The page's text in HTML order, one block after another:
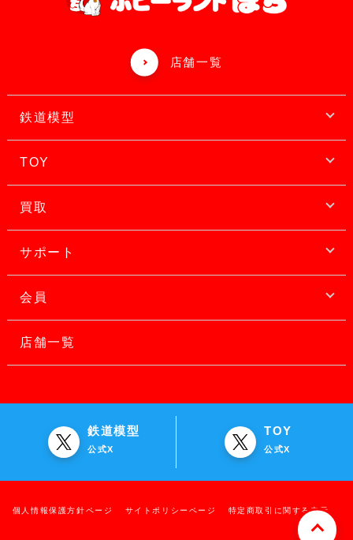
店舗一覧
鉄道模型
TOY
買取
サポート
会員
店舗一覧
鉄道模型
公式X
TOY
公式X
個人情報保護方針ページ サイトポリシーページ 特定商取引に関する表示